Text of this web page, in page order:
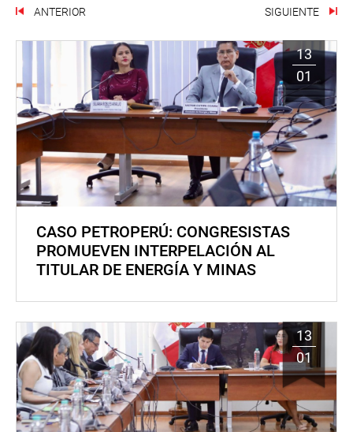
ANTERIOR SIGUIENTE
13
01
CASO PETROPERÚ: CONGRESISTAS
PROMUEVEN INTERPELACIÓN AL
TITULAR DE ENERGÍA Y MINAS
13
01